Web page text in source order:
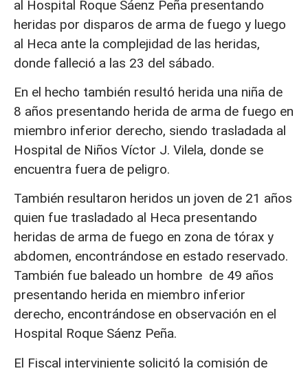
al Hospital Roque Sáenz Peña presentando
heridas por disparos de arma de fuego y luego
al Heca ante la complejidad de las heridas,
donde falleció a las 23 del sábado.
En el hecho también resultó herida una niña de
8 años presentando herida de arma de fuego en
miembro inferior derecho, siendo trasladada al
Hospital de Niños Víctor J. Vilela, donde se
encuentra fuera de peligro.
También resultaron heridos un joven de 21 años
quien fue trasladado al Heca presentando
heridas de arma de fuego en zona de tórax y
abdomen, encontrándose en estado reservado.
También fue baleado un hombre de 49 años
presentando herida en miembro inferior
derecho, encontrándose en observación en el
Hospital Roque Sáenz Peña.
El Fiscal interviniente solicitó la comisión de